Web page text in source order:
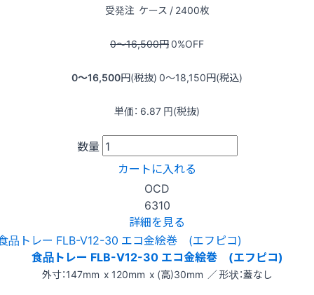
受発注 ケース / 2400枚
0〜16,500円0%OFF
0〜16,500円(税抜) 0〜18,150円(税込)
単価： 6.87 円(税抜)
数量
カートに入れる
OCD
6310
詳細を見る
食品トレー FLB-V12-30 エコ金絵巻 (エフピコ)
外寸：147mm x 120mm x (高)30mm ／ 形状：蓋なし